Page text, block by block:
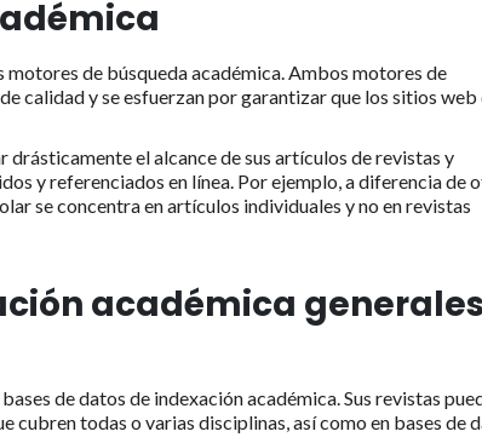
de búsqueda académica. Ambos motores de
calidad y se esfuerzan por garantizar que los sitios web
el alcance de sus artículos de revistas y
y referenciados en línea. Por ejemplo, a diferencia de
se concentra en artículos individuales y no en revistas
académica
de datos de indexación académica. Sus revistas
cubren todas o varias disciplinas, así como en bases de